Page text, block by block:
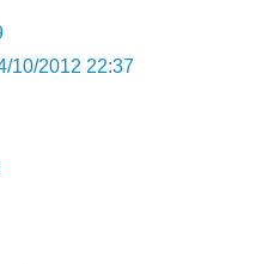
10/2012 22:37